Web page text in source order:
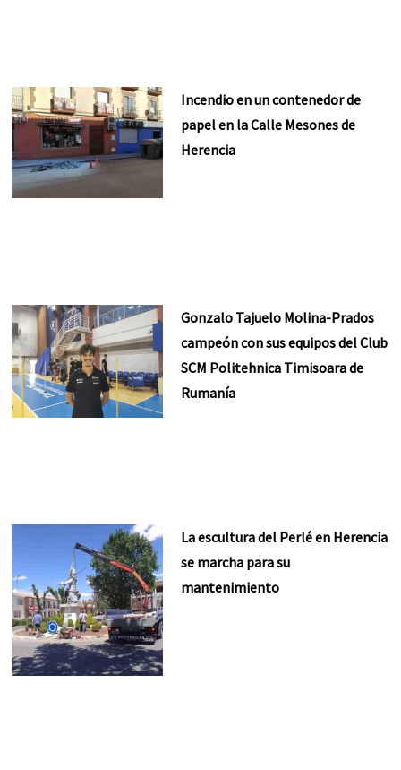
Incendio en un contenedor de
papel en la Calle Mesones de
Herencia
Gonzalo Tajuelo Molina-Prados
campeón con sus equipos del Club
SCM Politehnica Timisoara de
Rumanía
La escultura del Perlé en Herencia
se marcha para su
mantenimiento